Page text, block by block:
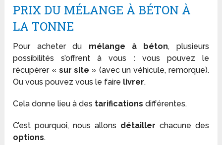
PRIX DU MÉLANGE À BÉTON À
LA TONNE
Pour acheter du mélange à béton, plusieurs
possibilités s’offrent à vous : vous pouvez le
récupérer « sur site » (avec un véhicule, remorque).
Ou vous pouvez vous le faire livrer.
Cela donne lieu à des tarifications différentes.
C’est pourquoi, nous allons détailler chacune des
options.